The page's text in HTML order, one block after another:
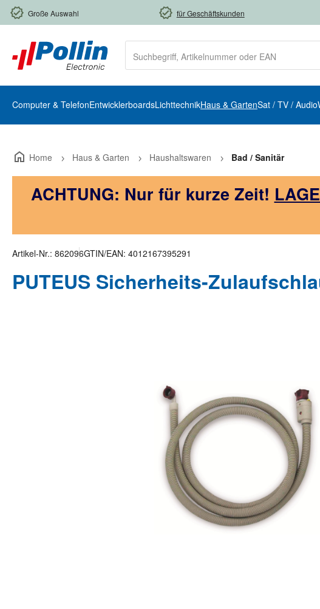
Hauptinhalt springen
Zur Suche springen
Zur Hauptnavigation springen
Große Auswahl für Geschäftskunden
Computer & TelefonEntwicklerboardsLichttechnikHaus & GartenSat / TV / Audio
Home Haus & Garten Haushaltswaren Bad / Sanitär
ACHTUNG: Nur für kurze Zeit!
Artikel-Nr.: 862096GTIN/EAN: 4012167395291
PUTEUS Sicherheits-